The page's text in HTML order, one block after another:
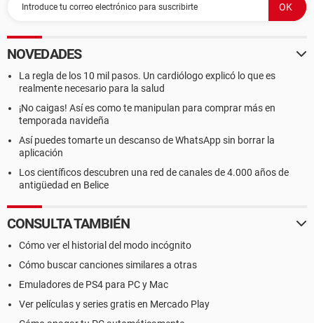
NOVEDADES
La regla de los 10 mil pasos. Un cardiólogo explicó lo que es
realmente necesario para la salud
¡No caigas! Así es como te manipulan para comprar más en
temporada navideña
Así puedes tomarte un descanso de WhatsApp sin borrar la
aplicación
Los científicos descubren una red de canales de 4.000 años de
antigüedad en Belice
CONSULTA TAMBIÉN
Cómo ver el historial del modo incógnito
Cómo buscar canciones similares a otras
Emuladores de PS4 para PC y Mac
Ver películas y series gratis en Mercado Play